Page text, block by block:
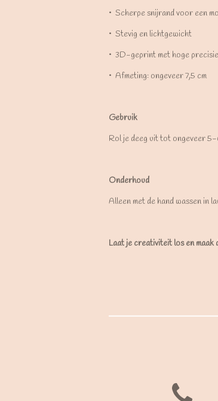
•⁠ ⁠Scherpe snijrand voor een
•⁠ ⁠Stevig en lichtgewicht
•⁠ ⁠3D-geprint met hoge precisie
•⁠ ⁠Afmeting: ongeveer 7,5 cm
Gebruik
Rol je deeg uit tot ongeveer
Onderhoud
Alleen met de hand wassen in
Laat je creativiteit los en